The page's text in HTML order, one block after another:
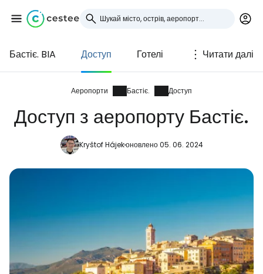
Бастіє. BIA Доступ Готелі Читати далі
Аеропорти Бастіє. Доступ
Доступ з аеропорту Бастіє.
Kryštof Hájekоновлено 05. 06. 2024
Увійдіть до Cestee
... світова туристична спільнота
Продовжуйте з Google
Продовжити з email